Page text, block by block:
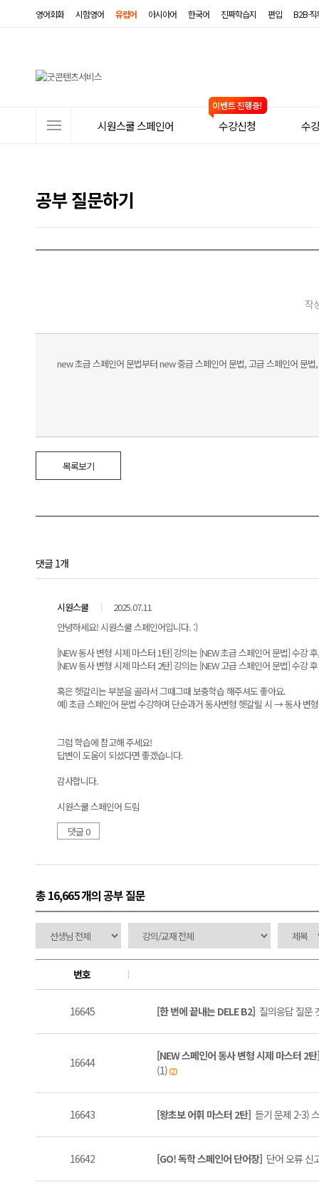
영어회화 시험영어 유럽어 아시아어 한국어 진짜학습지 편입 B2B·
뉴
시원스쿨 스페인어 수강신청 수
공부 질문하기
작
new 초급 스페인어 문법부터 new 중급 스페인어 문법, 고급 스페인어 문
목록보기
댓글 1개
시원스쿨
2025.07.11
안녕하세요! 시원스쿨 스페인어입니다. :)
[NEW 동사 변형 시제 마스터 1탄] 강의는 [NEW 초급 스페인어 문법] 수강 후,
[NEW 동사 변형 시제 마스터 2탄] 강의는 [NEW 고급 스페인어 문법] 수강
혹은 헷갈리는 부분을 골라서 그때그때 보충학습 해주셔도 좋아요.
예) 초급 스페인어 문법 수강하며 단순과거 동사변형 헷갈릴 시 → 동사 변
그럼 학습에 참고해 주세요!
답변이 도움이 되셨다면 좋겠습니다.
감사합니다.
시원스쿨 스페인어 드림
댓글 0
총 16,665 개의 공부 질문
번호
16645 [한 번에 끝내는 DELE B2] 질의응답 질문
16644
[NEW 스페인어 동사 변형 시제 마스터 2
(1)
16643 [왕초보 어휘 마스터 2탄] 듣기 문제 2-3)
16642 [GO! 독학 스페인어 단어장] 단어 오류 신